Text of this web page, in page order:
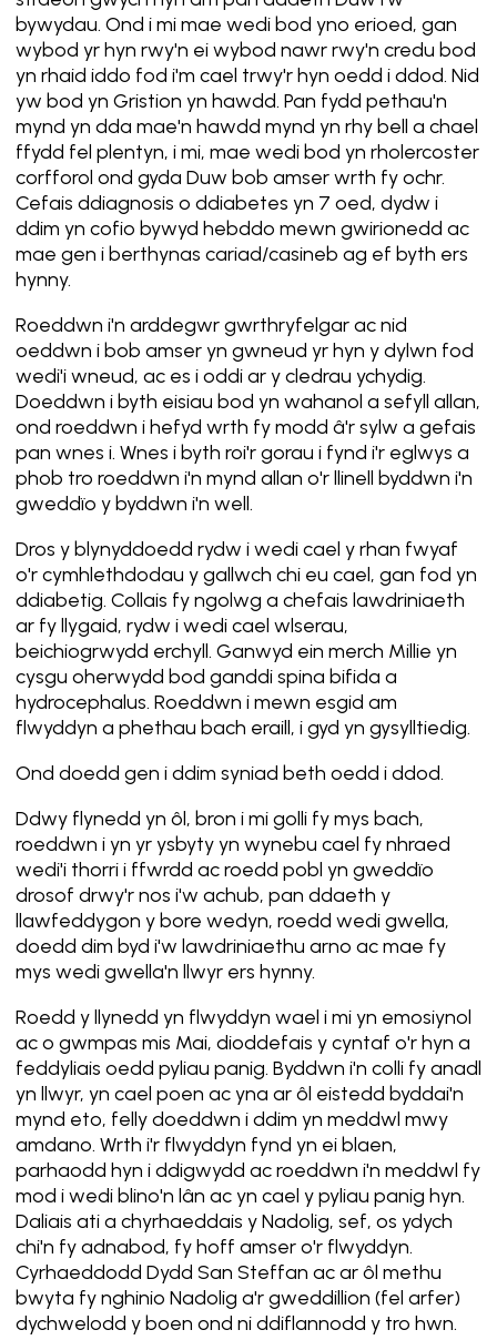
bywydau. Ond i mi mae wedi bod yno erioed, gan
wybod yr hyn rwy'n ei wybod nawr rwy'n credu bod
yn rhaid iddo fod i'm cael trwy'r hyn oedd i ddod. Nid
yw bod yn Gristion yn hawdd. Pan fydd pethau'n
mynd yn dda mae'n hawdd mynd yn rhy bell a chael
ffydd fel plentyn, i mi, mae wedi bod yn rholercoster
corfforol ond gyda Duw bob amser wrth fy ochr.
Cefais ddiagnosis o ddiabetes yn 7 oed, dydw i
ddim yn cofio bywyd hebddo mewn gwirionedd ac
mae gen i berthynas cariad/casineb ag ef byth ers
hynny.
Roeddwn i'n arddegwr gwrthryfelgar ac nid
oeddwn i bob amser yn gwneud yr hyn y dylwn fod
wedi'i wneud, ac es i oddi ar y cledrau ychydig.
Doeddwn i byth eisiau bod yn wahanol a sefyll allan,
ond roeddwn i hefyd wrth fy modd â'r sylw a gefais
pan wnes i. Wnes i byth roi'r gorau i fynd i'r eglwys a
phob tro roeddwn i'n mynd allan o'r llinell byddwn i'n
gweddïo y byddwn i'n well.
Dros y blynyddoedd rydw i wedi cael y rhan fwyaf
o'r cymhlethdodau y gallwch chi eu cael, gan fod yn
ddiabetig. Collais fy ngolwg a chefais lawdriniaeth
ar fy llygaid, rydw i wedi cael wlserau,
beichiogrwydd erchyll. Ganwyd ein merch Millie yn
cysgu oherwydd bod ganddi spina bifida a
hydrocephalus. Roeddwn i mewn esgid am
flwyddyn a phethau bach eraill, i gyd yn gysylltiedig.
Ond doedd gen i ddim syniad beth oedd i ddod.
Ddwy flynedd yn ôl, bron i mi golli fy mys bach,
roeddwn i yn yr ysbyty yn wynebu cael fy nhraed
wedi'i thorri i ffwrdd ac roedd pobl yn gweddïo
drosof drwy'r nos i'w achub, pan ddaeth y
llawfeddygon y bore wedyn, roedd wedi gwella,
doedd dim byd i'w lawdriniaethu arno ac mae fy
mys wedi gwella'n llwyr ers hynny.
Roedd y llynedd yn flwyddyn wael i mi yn emosiynol
ac o gwmpas mis Mai, dioddefais y cyntaf o'r hyn a
feddyliais oedd pyliau panig. Byddwn i'n colli fy anadl
yn llwyr, yn cael poen ac yna ar ôl eistedd byddai'n
mynd eto, felly doeddwn i ddim yn meddwl mwy
amdano. Wrth i'r flwyddyn fynd yn ei blaen,
parhaodd hyn i ddigwydd ac roeddwn i'n meddwl fy
mod i wedi blino'n lân ac yn cael y pyliau panig hyn.
Daliais ati a chyrhaeddais y Nadolig, sef, os ydych
chi'n fy adnabod, fy hoff amser o'r flwyddyn.
Cyrhaeddodd Dydd San Steffan ac ar ôl methu
bwyta fy nghinio Nadolig a'r gweddillion (fel arfer)
dychwelodd y boen ond ni ddiflannodd y tro hwn.